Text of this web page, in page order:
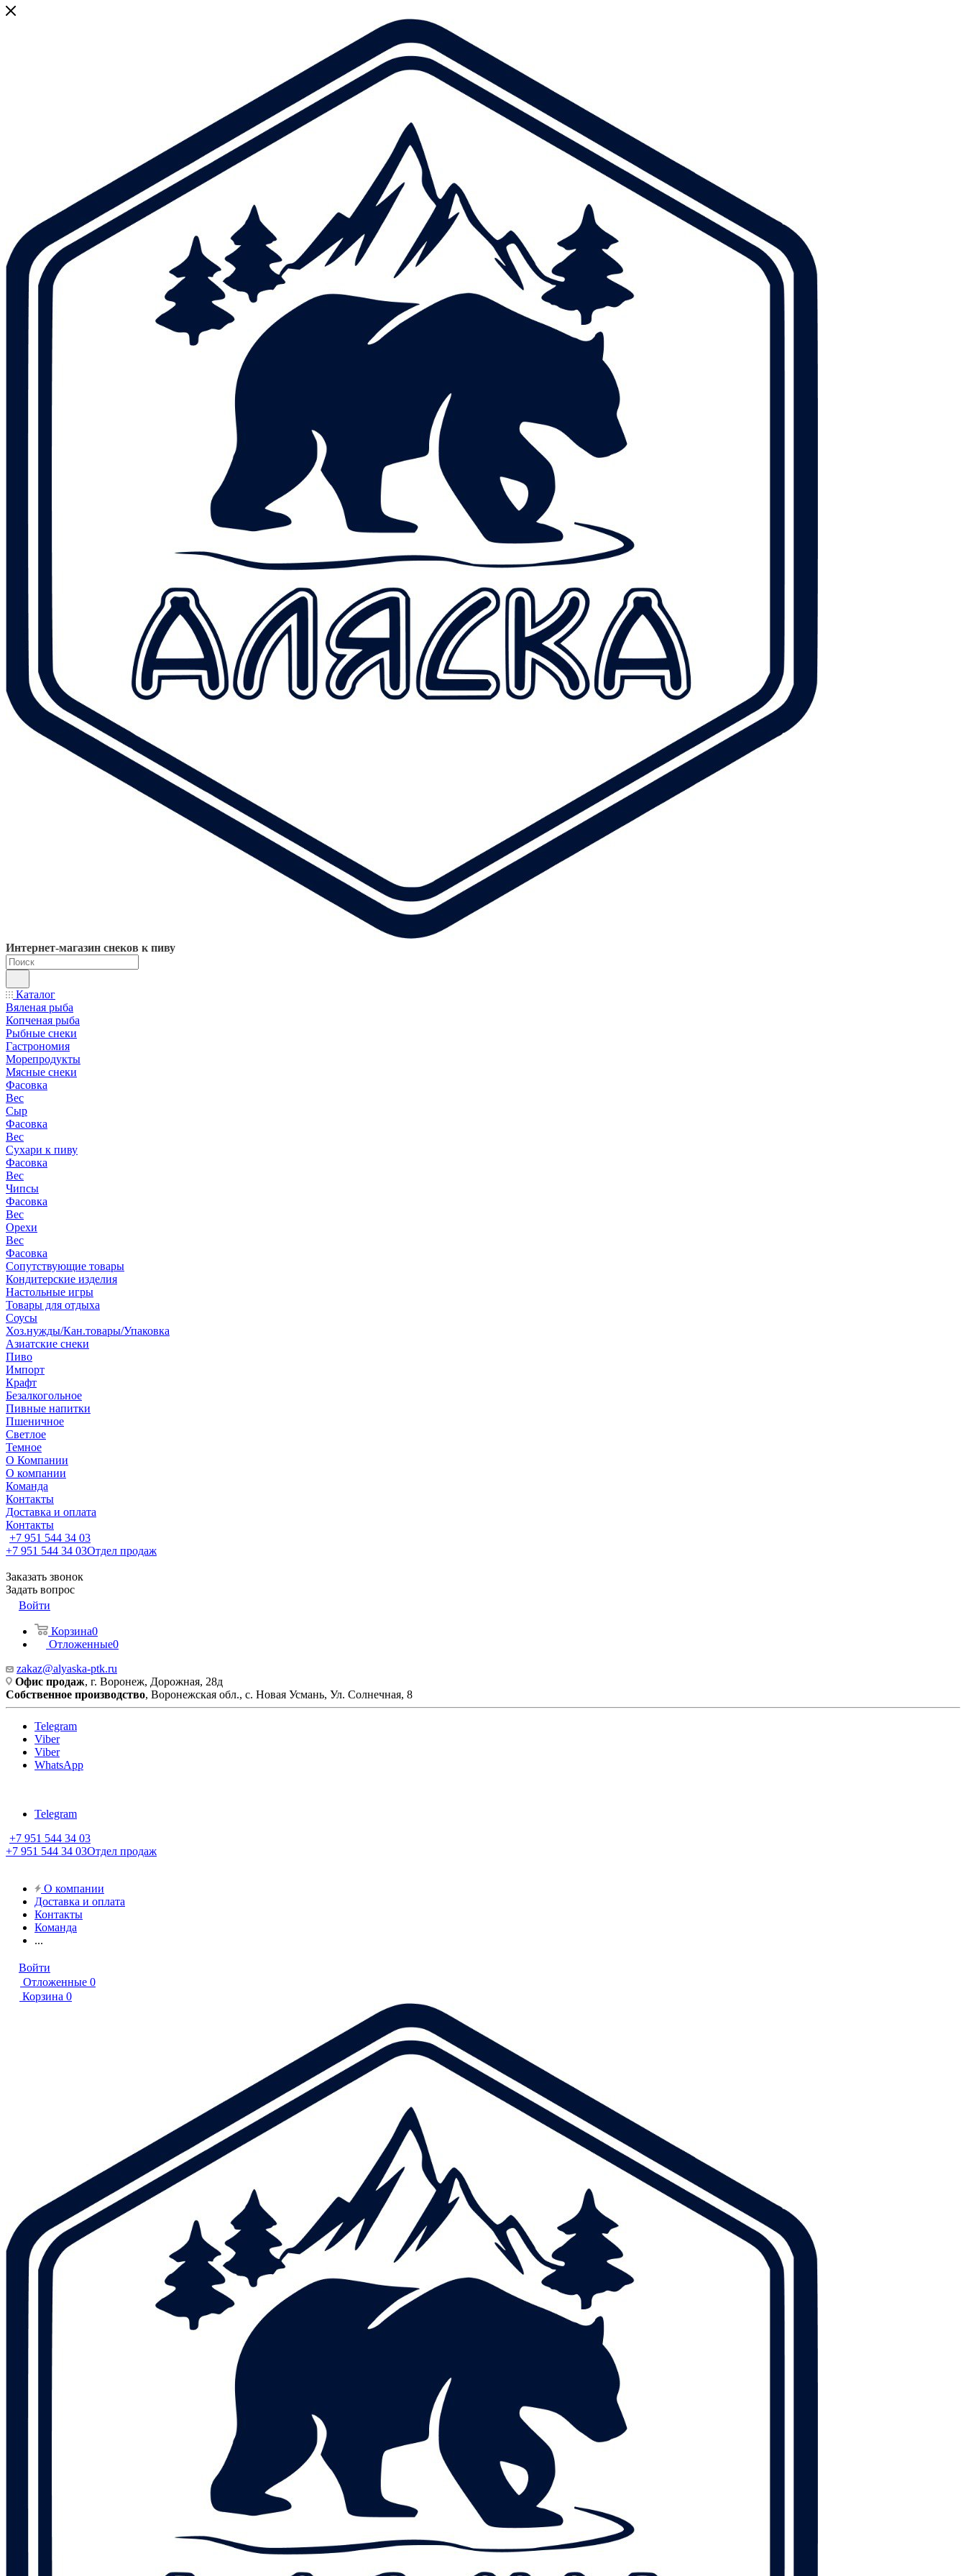
Интернет-магазин снеков к пиву
Каталог
Вяленая рыба
Копченая рыба
Рыбные снеки
Гастрономия
Морепродукты
Мясные снеки
Фасовка
Вес
Сыр
Фасовка
Вес
Сухари к пиву
Фасовка
Вес
Чипсы
Фасовка
Вес
Орехи
Вес
Фасовка
Сопутствующие товары
Кондитерские изделия
Настольные игры
Товары для отдыха
Соусы
Хоз.нужды/Кан.товары/Упаковка
Азиатские снеки
Пиво
Импорт
Крафт
Безалкогольное
Пивные напитки
Пшеничное
Светлое
Темное
О Компании
О компании
Команда
Контакты
Доставка и оплата
Контакты
+7 951 544 34 03
+7 951 544 34 03Отдел продаж
Заказать звонок
Задать вопрос
Войти
Корзина0
Отложенные0
zakaz@alyaska-ptk.ru
Офис продаж, г. Воронеж, Дорожная, 28д
Собственное производство, Воронежская обл., с. Новая Усмань, Ул. Солнечная, 8
Telegram
Viber
Viber
WhatsApp
Telegram
+7 951 544 34 03
+7 951 544 34 03Отдел продаж
О компании
Доставка и оплата
Контакты
Команда
...
Войти
Отложенные 0
Корзина 0